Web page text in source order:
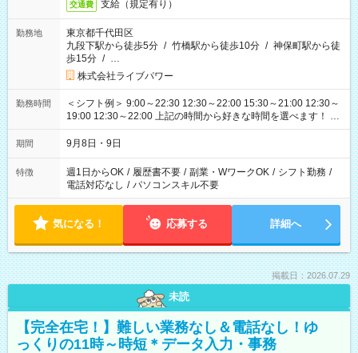
交通費 支給（規定有り）
勤務地
東京都千代田区
九段下駅から徒歩5分 / 竹橋駅から徒歩10分 / 神保町駅から徒
歩15分 / …
株式会社ライブパワー
勤務時間
＜シフト例＞ 9:00～22:30 12:30～22:00 15:30～21:00 12:30～
19:00 12:30～22:00 上記の時間から好きな時間を選べます！ ※
時間は変更となる可能性があります
期間 9月8日・9日
特徴 週1日からOK / 履歴書不要 / 副業・WワークOK / シフト勤務 /
電話対応なし / パソコンスキル不要
気になる！ 応募する 詳細へ
掲載日：2026.07.29
未読
【完全在宅！】難しい業務なし＆電話なし！ゆ
っくりの11時～時短＊データ入力・事務